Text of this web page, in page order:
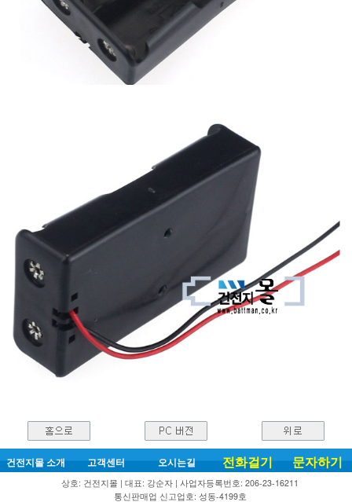
건전지몰 소개 고객센터 오시는길 전화걸기 문자하기
상호: 건전지몰 | 대표: 강순자 | 사업자등록번호: 206-23-16211
통신판매업 신고업호: 성동-4199호